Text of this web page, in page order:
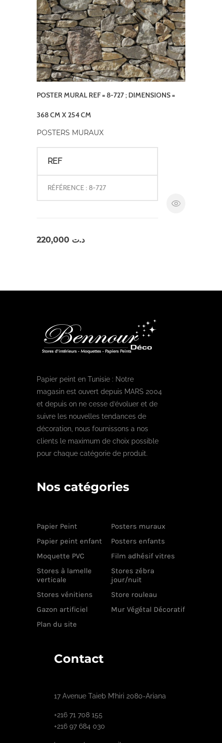
POSTER MURAL REF = 8-727 ; DIMENSIONS =
368 CM X 254 CM
POSTERS MURAUX
REF
RÉFÉRENCE : 8-727
د.ت
Papier peint en Tunisie : Notre
magasin est ouvert depuis MARS 2004
et depuis on ne cesse d’évoluer et de
suivre les nouvelles tendances de
décoration, nous fournissons a nos
clients le maximum de choix possible
pour chaque catégorie de produit.
Nos catégories
Papier Peint
Posters muraux
Papier peint enfant
Posters enfants
Moquette PVC
Film adhésif vitres
Stores à lamelle
verticale
Stores zébra
jour/nuit
Stores vénitiens
Store rouleau
Gazon artificiel
Mur Végétal Décoratif
Plan du site
Contact
17 Avenue Taieb M’hiri 2080-Ariana
+216 71 708 155
+216 97 684 030